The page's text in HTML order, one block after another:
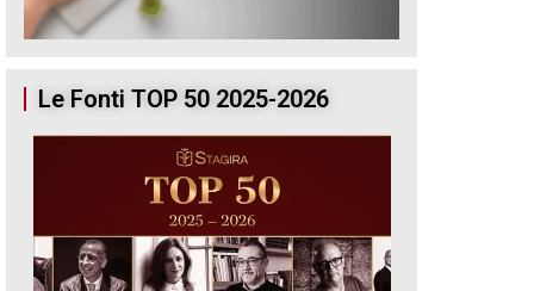
Le Fonti TOP 50 2025-2026